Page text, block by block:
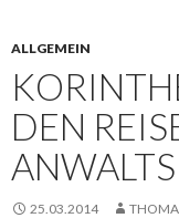
ALLGEMEIN
DEN
ANWALTS
25.03.2014